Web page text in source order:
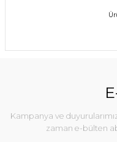
Kampanya ve
zaman e-bülten